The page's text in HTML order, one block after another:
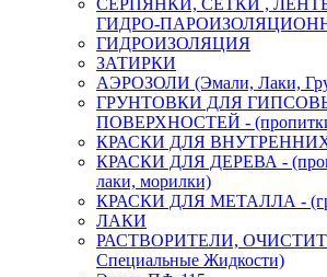
СЕРПЯНКИ, СЕТКИ ,
ГИДРО-
ГИДРОИЗОЛЯЦИЯ
ЗАТИРКИ
АЭРОЗОЛИ (Эмали, Лаки,
ГРУНТОВКИ ДЛЯ
ПОВЕРХНОСТЕЙ -
КРАСКИ ДЛЯ ВНУТРЕННИХ
КРАСКИ ДЛЯ ДЕРЕВА -
лаки, морилки)
КРАСКИ ДЛЯ МЕТАЛЛА -
ЛАКИ
РАСТВОРИТЕЛИ,
Специальные Жидкости)